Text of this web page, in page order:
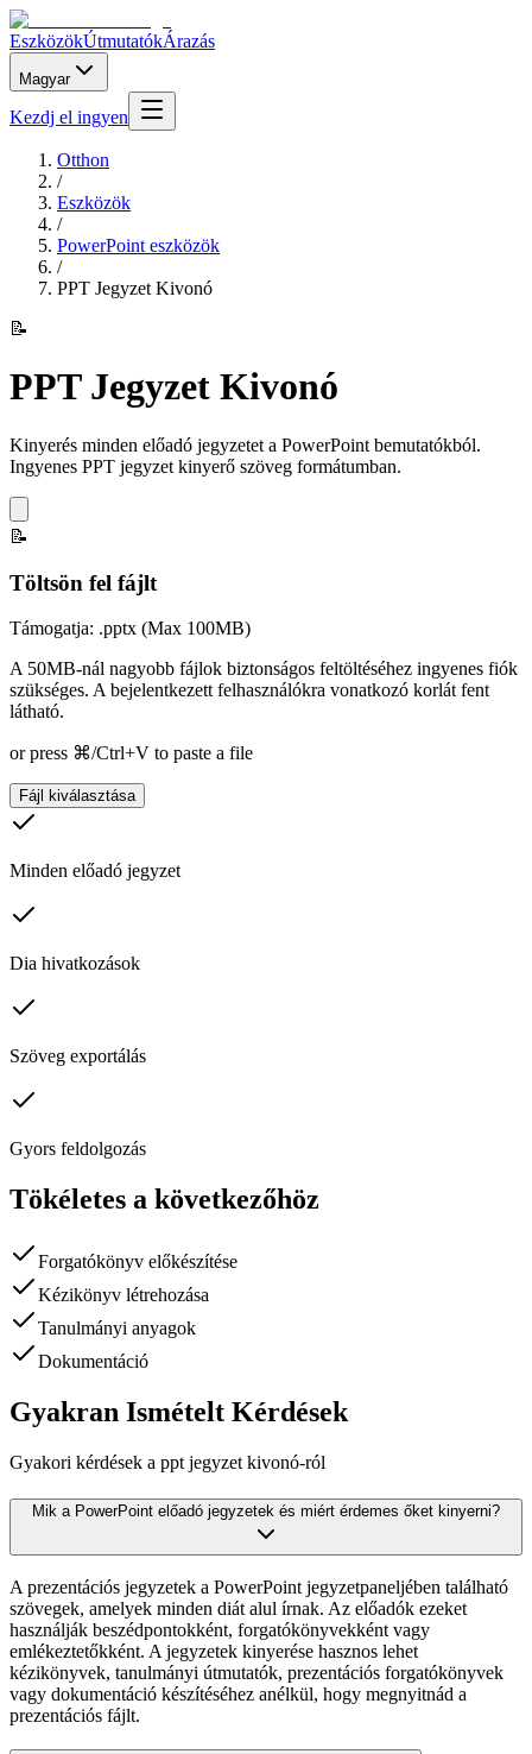
EszközökÚtmutatókÁrazás
Magyar
Kezdj el ingyen
Otthon
/
Eszközök
/
PowerPoint eszközök
/
PPT Jegyzet Kivonó
📝
PPT Jegyzet Kivonó
Kinyerés minden előadó jegyzetet a PowerPoint bemutatókból.
Ingyenes PPT jegyzet kinyerő szöveg formátumban.
📝
Töltsön fel fájlt
Támogatja: .pptx (Max 100MB)
A 50MB-nál nagyobb fájlok biztonságos feltöltéséhez ingyenes fiók
szükséges. A bejelentkezett felhasználókra vonatkozó korlát fent
látható.
or press ⌘/Ctrl+V to paste a file
Fájl kiválasztása
Minden előadó jegyzet
Dia hivatkozások
Szöveg exportálás
Gyors feldolgozás
Tökéletes a következőhöz
Forgatókönyv előkészítése
Kézikönyv létrehozása
Tanulmányi anyagok
Dokumentáció
Gyakran Ismételt Kérdések
Gyakori kérdések a ppt jegyzet kivonó-ról
Mik a PowerPoint előadó jegyzetek és miért érdemes őket kinyerni?
A prezentációs jegyzetek a PowerPoint jegyzetpaneljében található
szövegek, amelyek minden diát alul írnak. Az előadók ezeket
használják beszédpontokként, forgatókönyvekként vagy
emlékeztetőkként. A jegyzetek kinyerése hasznos lehet
kézikönyvek, tanulmányi útmutatók, prezentációs forgatókönyvek
vagy dokumentáció készítéséhez anélkül, hogy megnyitnád a
prezentációs fájlt.